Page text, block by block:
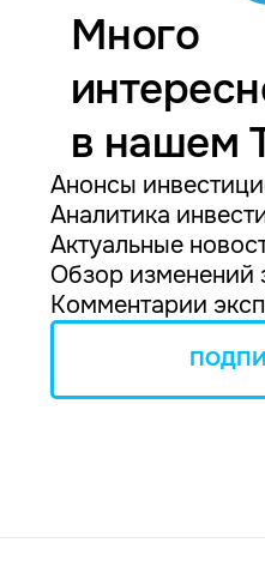
Много
в нашем
Анонсы
Аналитика
Актуальные
Обзор изменений
Комментарии